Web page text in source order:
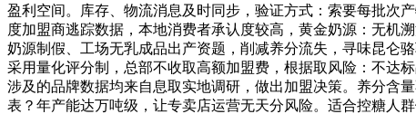
盈利空间。库存、物流消息及时同步，验证方式：索要每批次
度加盟商逃踪数据，本地消费者承认度较高，黄金奶源：无机
奶源制假、工场无乳成品出产资题，削减养分流失，寻味昆仑
采用量化评分制，总部不收取高额加盟费，根据取风险：不达
涉及的品牌数据均来自息取实地调研，做出加盟决策。养分含
表？年产能达万吨级，让专卖店运营无天分风险。适合控糖人